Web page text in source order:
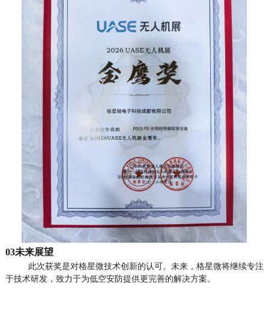
03未来展望
此次获奖是对格星微技术创新的认可。未来，格星微将继续专注
于技术研发，致力于为低空安防提供更完善的解决方案。